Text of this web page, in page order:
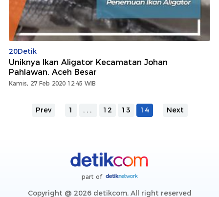
20Detik
Uniknya Ikan Aligator Kecamatan Johan
Pahlawan, Aceh Besar
Kamis, 27 Feb 2020 12:45 WIB
Prev 1 ... 12 13 14 Next
part of
Copyright @ 2026 detikcom, All right reserved